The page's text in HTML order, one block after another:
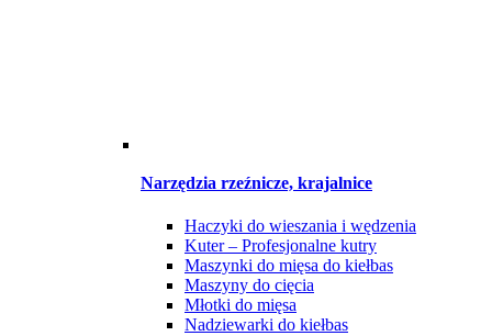
Narzędzia rzeźnicze, krajalnice
Haczyki do wieszania i wędzenia
Kuter – Profesjonalne kutry
Maszynki do mięsa do kiełbas
Maszyny do cięcia
Młotki do mięsa
Nadziewarki do kiełbas